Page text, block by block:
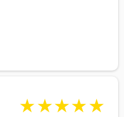
★★★★★